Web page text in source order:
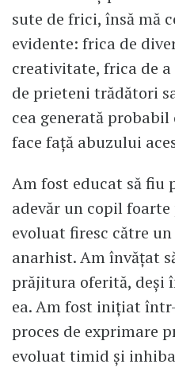
sute de frici, însă mă
evidente: frica de
creativitate, frica de
de prieteni trădători
cea generată
face față abuzului
Am fost educat să fiu
adevăr un copil
evoluat firesc către
anarhist. Am învățat
prăjitura oferită, deși
ea. Am fost inițiat
proces de exprimare
evoluat timid și